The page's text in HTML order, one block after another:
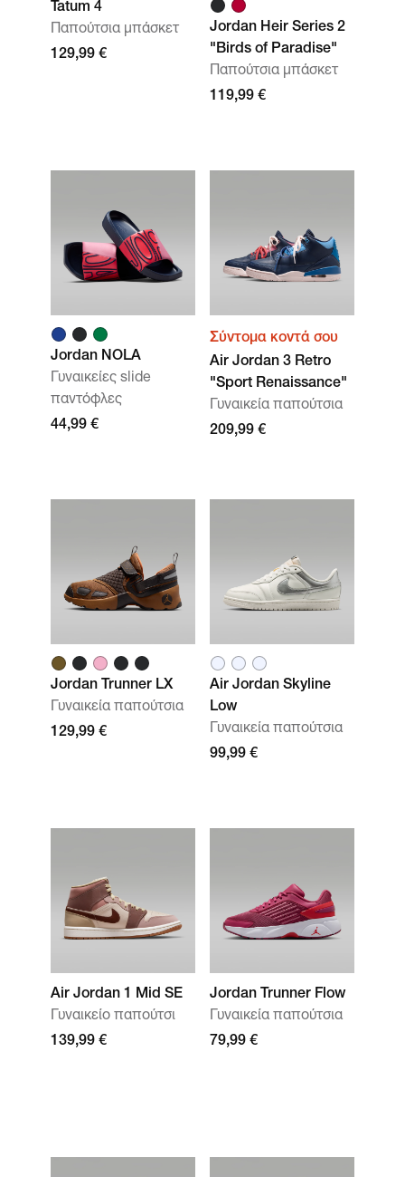
Tatum 4
Παπούτσια μπάσκετ
129,99 €
Jordan Heir Series 2
"Birds of Paradise"
Παπούτσια μπάσκετ
119,99 €
Jordan NOLA
Γυναικείες slide
παντόφλες
44,99 €
Σύντομα κοντά σου
Air Jordan 3 Retro
"Sport Renaissance"
Γυναικεία παπούτσια
209,99 €
Jordan Trunner LX
Γυναικεία παπούτσια
129,99 €
Air Jordan Skyline
Low
Γυναικεία παπούτσια
99,99 €
Air Jordan 1 Mid SE
Γυναικείο παπούτσι
139,99 €
Jordan Trunner Flow
Γυναικεία παπούτσια
79,99 €